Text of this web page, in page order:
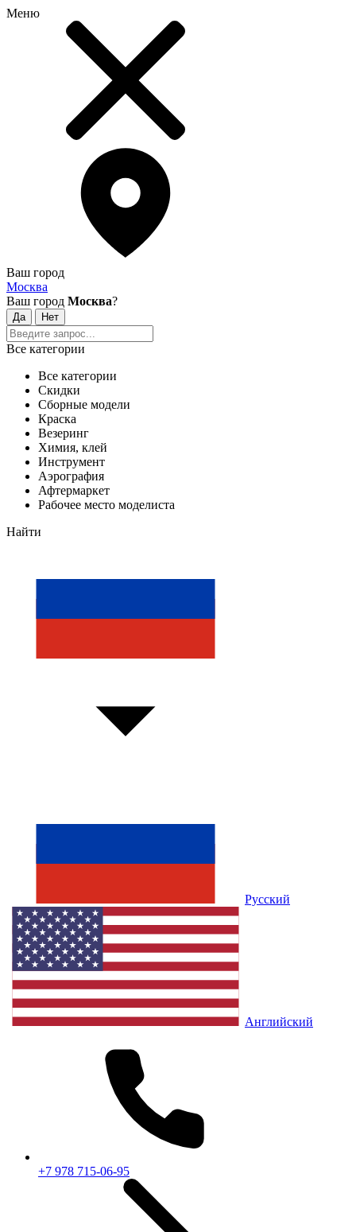
Меню
Ваш город
Москва
Ваш город Москва?
Все категории
Все категории
Скидки
Сборные модели
Краска
Везеринг
Химия, клей
Инструмент
Аэрография
Афтермаркет
Рабочее место моделиста
Найти
Русский
Английский
+7 978 715-06-95